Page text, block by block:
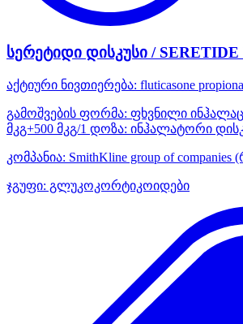
სერეტიდი დისკუსი / SERETIDE
აქტიური ნივთიერება: fluticasone
გამოშვების ფორმა: ფხვნილი
მკგ+500 მკგ/1 დოზა: ინჰალატორი
კომპანია: SmithKline group of companies
ჯგუფი: გლუკოკორტიკოიდები